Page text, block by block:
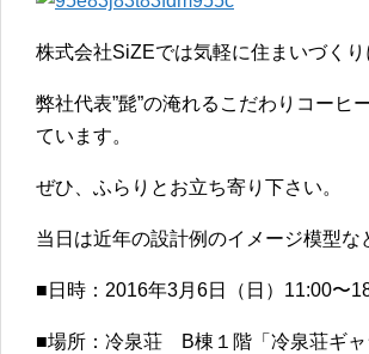
株式会社SiZEでは気軽に住まいづく
弊社代表”髭”の淹れるこだわりコー
ています。
ぜひ、ふらりとお立ち寄り下さい。
当日は近年の設計例のイメージ模型な
■日時：2016年3月6日（日）11:00〜
■場所：冷泉荘 B棟１階「冷泉荘ギャ